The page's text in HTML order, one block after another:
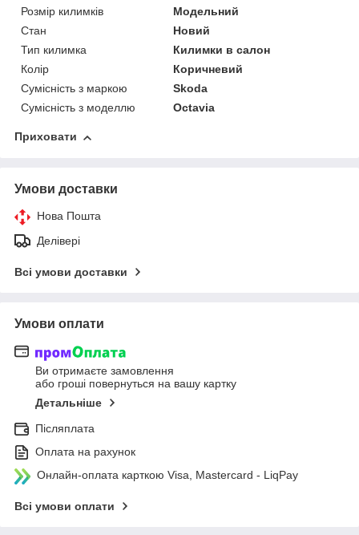
Розмір килимків
Модельний
Стан
Новий
Тип килимка
Килимки в салон
Колір
Коричневий
Сумісність з маркою
Skoda
Сумісність з моделлю
Octavia
Приховати
Умови доставки
Нова Пошта
Делівері
Всі умови доставки
Умови оплати
Ви отримаєте замовлення
або гроші повернуться на вашу картку
Детальніше
Післяплата
Оплата на рахунок
Онлайн-оплата карткою Visa, Mastercard - LiqPay
Всі умови оплати